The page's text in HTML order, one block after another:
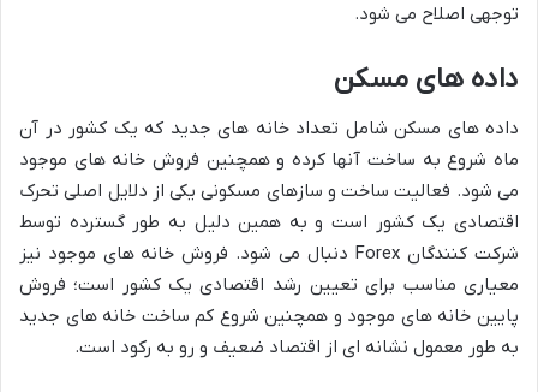
توجهی اصلاح می شود.
داده های مسکن
داده های مسکن شامل تعداد خانه های جدید که یک کشور در آن
ماه شروع به ساخت آنها کرده و همچنین فروش خانه های موجود
می شود. فعالیت ساخت و سازهای مسکونی یکی از دلایل اصلی تحرک
اقتصادی یک کشور است و به همین دلیل به طور گسترده توسط
شرکت کنندگان Forex دنبال می شود. فروش خانه های موجود نیز
معیاری مناسب برای تعیین رشد اقتصادی یک کشور است؛ فروش
پایین خانه های موجود و همچنین شروع کم ساخت خانه های جدید
به طور معمول نشانه ای از اقتصاد ضعیف و رو به رکود است.